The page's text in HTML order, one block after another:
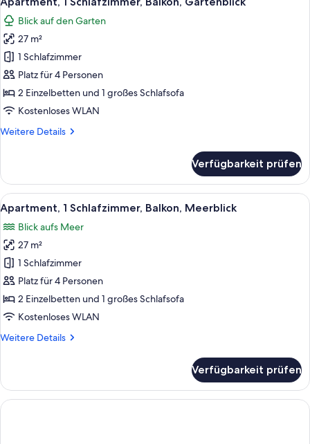
Fotos
für
Apartment,
Schlafzimmer,
Balkon,
Gartenblick
Blick auf den Garten
27 m²
1 Schlafzimmer
Platz für 4 Personen
2 Einzelbetten und 1 großes Schlafsofa
Kostenloses WLAN
Weitere Details
Weitere
1
Schlafzimmer,
Balkon,
Gartenblick
Verfügbarkeit prüfen
Alle
Fotos
für
Apartment,
Schlafzimmer,
Balkon,
Meerblick
Ein Wohngebiet mit Schwimmbad,
10
Apartment, 1 Schlafzimmer, Balkon, Meerblick
Blick aufs Meer
27 m²
1 Schlafzimmer
Platz für 4 Personen
2 Einzelbetten und 1 großes Schlafsofa
Kostenloses WLAN
Weitere Details
Weitere
1
Schlafzimmer,
Balkon,
Verfügbarkeit prüfen